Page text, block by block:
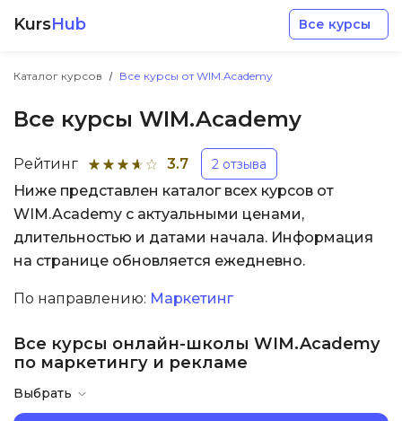
KursHub Все курсы
Каталог курсов Все курсы от WIM.Academy
Все курсы WIM.Academy
Рейтинг 3.7 2 отзыва
Ниже представлен каталог всех курсов от
WIM.Academy с актуальными ценами,
длительностью и датами начала. Информация
на странице обновляется ежедневно.
По направлению: Маркетинг
Все курсы онлайн-школы WIM.Academy
по маркетингу и рекламе
Выбрать
Разработка
Маркетинг
Дизайн
Аналитика
Менеджмент